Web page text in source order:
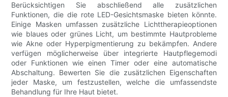
Berücksichtigen Sie abschließend alle zusätzlichen
Funktionen, die die rote LED-Gesichtsmaske bieten könnte.
Einige Masken umfassen zusätzliche Lichttherapieoptionen
wie blaues oder grünes Licht, um bestimmte Hautprobleme
wie Akne oder Hyperpigmentierung zu bekämpfen. Andere
verfügen möglicherweise über integrierte Hautpflegemodi
oder Funktionen wie einen Timer oder eine automatische
Abschaltung. Bewerten Sie die zusätzlichen Eigenschaften
jeder Maske, um festzustellen, welche die umfassendste
Behandlung für Ihre Haut bietet.